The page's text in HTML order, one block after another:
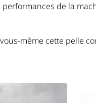
de la
même cette pelle